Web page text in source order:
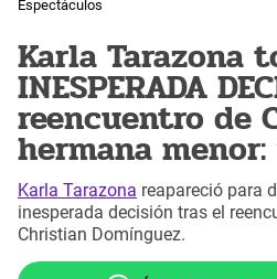
Espectáculos
Karla Tarazona
INESPERADA
reencuentro de
hermana
Karla Tarazona reapareció para
inesperada decisión tras el
Christian Domínguez.